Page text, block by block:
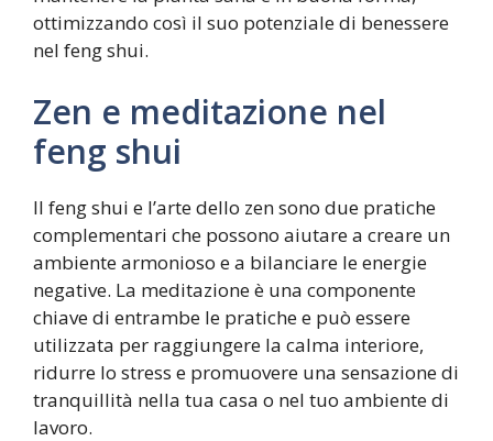
ottimizzando così il suo potenziale di benessere
nel feng shui.
Zen e meditazione nel
feng shui
Il feng shui e l’arte dello zen sono due pratiche
complementari che possono aiutare a creare un
ambiente armonioso e a bilanciare le energie
negative. La meditazione è una componente
chiave di entrambe le pratiche e può essere
utilizzata per raggiungere la calma interiore,
ridurre lo stress e promuovere una sensazione di
tranquillità nella tua casa o nel tuo ambiente di
lavoro.